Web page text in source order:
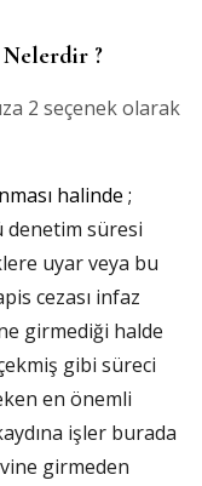
?
2 seçenek olarak
halinde ;
denetim süresi
uyar veya bu
cezası infaz
girmediği halde
gibi süreci
en önemli
işler burada
girmeden